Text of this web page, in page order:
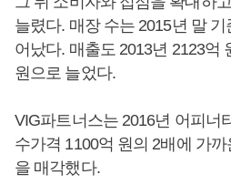
늘렸다. 매장 수는 2015년 말
어났다. 매출도 2013년 2123억
원으로 늘었다.
VIG파트너스는 2016년 어피너
수가격 1100억 원의 2배에 가
을 매각했다.